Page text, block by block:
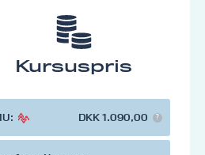
Kursuspris
DKK 1.090,00